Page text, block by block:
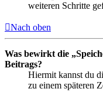
weiteren Schritte
Nach oben
Was bewirkt die
Beitrags?
Hiermit kannst du
zu einem späteren